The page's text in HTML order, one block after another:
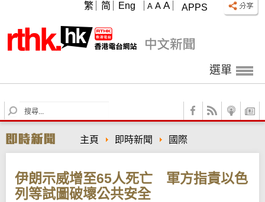
APPS
A A A
繁 简 Eng
選單
S
e
r
c
主頁 即時新聞 國際
伊朗示威增至65人死亡 軍方指責以色
列等試圖破壞公共安全